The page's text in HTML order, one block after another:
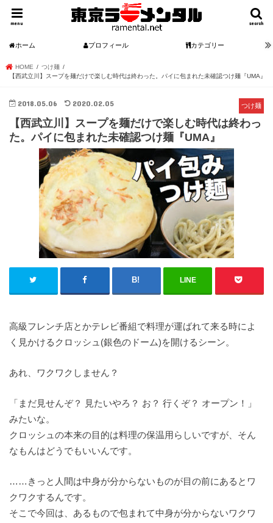
search
menu
ホーム プロフィール カテゴリー
HOME
つけ麺
【西武立川】スープを麺だけで楽しむ時代は終わった。パイに包まれた未確認つけ麺『UMA』
つけ麺
2018.05.06 2020.02.05
【西武立川】スープを麺だけで楽しむ時代は終わっ
た。パイに包まれた未確認つけ麺『UMA』
LINE
高級フレンチ店とかテレビ番組で料理が運ばれて来る時によ
く見かけるクロッシュ(銀色のドーム)を開けるシーン。
あれ、ワクワクしません？
「まだ見せんぞ？ 見たいやろ？ お？ 行くぞ？ オープン！」
みたいな。
クロッシュの本来の目的は料理の保温用らしいですが、そん
なもんはどうでもいいんです。
……きっと人間は中身が分からないものが目の前にあるとワ
クワクするんです。
そこで今回は、あるもので包まれて中身が分からないワクワ